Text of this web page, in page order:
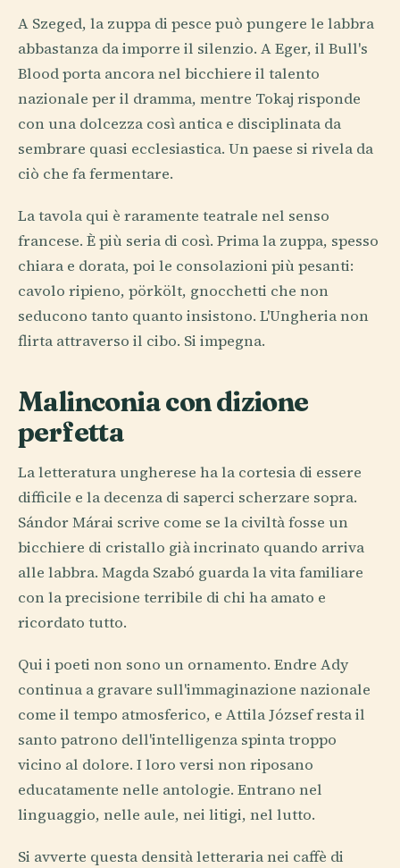
A Szeged, la zuppa di pesce può pungere le labbra
abbastanza da imporre il silenzio. A Eger, il Bull's
Blood porta ancora nel bicchiere il talento
nazionale per il dramma, mentre Tokaj risponde
con una dolcezza così antica e disciplinata da
sembrare quasi ecclesiastica. Un paese si rivela da
ciò che fa fermentare.
La tavola qui è raramente teatrale nel senso
francese. È più seria di così. Prima la zuppa, spesso
chiara e dorata, poi le consolazioni più pesanti:
cavolo ripieno, pörkölt, gnocchetti che non
seducono tanto quanto insistono. L'Ungheria non
flirta attraverso il cibo. Si impegna.
Malinconia con dizione
perfetta
La letteratura ungherese ha la cortesia di essere
difficile e la decenza di saperci scherzare sopra.
Sándor Márai scrive come se la civiltà fosse un
bicchiere di cristallo già incrinato quando arriva
alle labbra. Magda Szabó guarda la vita familiare
con la precisione terribile di chi ha amato e
ricordato tutto.
Qui i poeti non sono un ornamento. Endre Ady
continua a gravare sull'immaginazione nazionale
come il tempo atmosferico, e Attila József resta il
santo patrono dell'intelligenza spinta troppo
vicino al dolore. I loro versi non riposano
educatamente nelle antologie. Entrano nel
linguaggio, nelle aule, nei litigi, nel lutto.
Si avverte questa densità letteraria nei caffè di